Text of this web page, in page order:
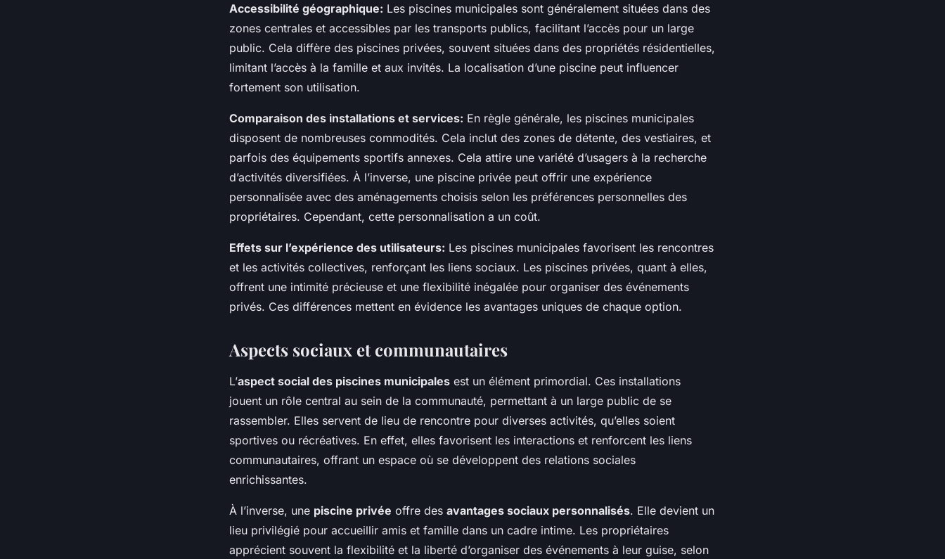
Accessibilité géographique: Les piscines municipales sont généralement situées dans des
zones centrales et accessibles par les transports publics, facilitant l’accès pour un large
public. Cela diffère des piscines privées, souvent situées dans des propriétés résidentielles,
limitant l’accès à la famille et aux invités. La localisation d’une piscine peut influencer
fortement son utilisation.
Comparaison des installations et services: En règle générale, les piscines municipales
disposent de nombreuses commodités. Cela inclut des zones de détente, des vestiaires, et
parfois des équipements sportifs annexes. Cela attire une variété d’usagers à la recherche
d’activités diversifiées. À l’inverse, une piscine privée peut offrir une expérience
personnalisée avec des aménagements choisis selon les préférences personnelles des
propriétaires. Cependant, cette personnalisation a un coût.
Effets sur l’expérience des utilisateurs: Les piscines municipales favorisent les rencontres
et les activités collectives, renforçant les liens sociaux. Les piscines privées, quant à elles,
offrent une intimité précieuse et une flexibilité inégalée pour organiser des événements
privés. Ces différences mettent en évidence les avantages uniques de chaque option.
Aspects sociaux et communautaires
L’aspect social des piscines municipales est un élément primordial. Ces installations
jouent un rôle central au sein de la communauté, permettant à un large public de se
rassembler. Elles servent de lieu de rencontre pour diverses activités, qu’elles soient
sportives ou récréatives. En effet, elles favorisent les interactions et renforcent les liens
communautaires, offrant un espace où se développent des relations sociales
enrichissantes.
À l’inverse, une piscine privée offre des avantages sociaux personnalisés. Elle devient un
lieu privilégié pour accueillir amis et famille dans un cadre intime. Les propriétaires
apprécient souvent la flexibilité et la liberté d’organiser des événements à leur guise, selon